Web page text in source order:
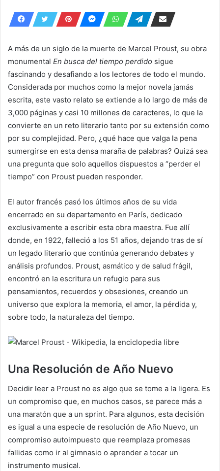
A más de un siglo de la muerte de Marcel Proust, su obra
monumental En busca del tiempo perdido sigue
fascinando y desafiando a los lectores de todo el mundo.
Considerada por muchos como la mejor novela jamás
escrita, este vasto relato se extiende a lo largo de más de
3,000 páginas y casi 10 millones de caracteres, lo que la
convierte en un reto literario tanto por su extensión como
por su complejidad. Pero, ¿qué hace que valga la pena
sumergirse en esta densa maraña de palabras? Quizá sea
una pregunta que solo aquellos dispuestos a “perder el
tiempo” con Proust pueden responder.
El autor francés pasó los últimos años de su vida
encerrado en su departamento en París, dedicado
exclusivamente a escribir esta obra maestra. Fue allí
donde, en 1922, falleció a los 51 años, dejando tras de sí
un legado literario que continúa generando debates y
análisis profundos. Proust, asmático y de salud frágil,
encontró en la escritura un refugio para sus
pensamientos, recuerdos y obsesiones, creando un
universo que explora la memoria, el amor, la pérdida y,
sobre todo, la naturaleza del tiempo.
Una Resolución de Año Nuevo
Decidir leer a Proust no es algo que se tome a la ligera. Es
un compromiso que, en muchos casos, se parece más a
una maratón que a un sprint. Para algunos, esta decisión
es igual a una especie de resolución de Año Nuevo, un
compromiso autoimpuesto que reemplaza promesas
fallidas como ir al gimnasio o aprender a tocar un
instrumento musical.